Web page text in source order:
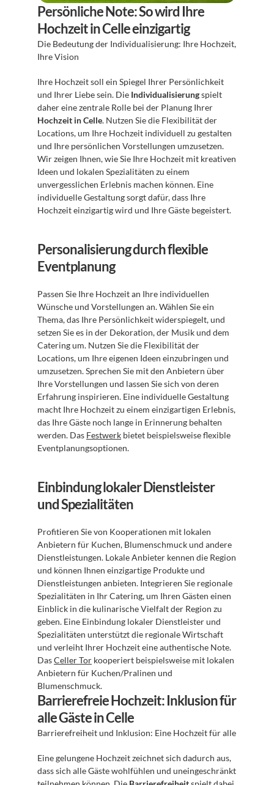
Persönliche Note: So wird Ihre
Hochzeit in Celle einzigartig
Die Bedeutung der Individualisierung: Ihre Hochzeit,
Ihre Vision
Ihre Hochzeit soll ein Spiegel Ihrer Persönlichkeit
und Ihrer Liebe sein. Die Individualisierung spielt
Hochzeit in Celle. Nutzen Sie die Flexibilität der
Locations, um Ihre Hochzeit individuell zu gestalten
und Ihre persönlichen Vorstellungen umzusetzen.
Wir zeigen Ihnen, wie Sie Ihre Hochzeit mit kreativen
Ideen und lokalen Spezialitäten zu einem
unvergesslichen Erlebnis machen können. Eine
individuelle Gestaltung sorgt dafür, dass Ihre
Hochzeit einzigartig wird und Ihre Gäste begeistert.
Personalisierung durch flexible
Eventplanung
Passen Sie Ihre Hochzeit an Ihre individuellen
Wünsche und Vorstellungen an. Wählen Sie ein
Thema, das Ihre Persönlichkeit widerspiegelt, und
setzen Sie es in der Dekoration, der Musik und dem
Catering um. Nutzen Sie die Flexibilität der
Locations, um Ihre eigenen Ideen einzubringen und
umzusetzen. Sprechen Sie mit den Anbietern über
Ihre Vorstellungen und lassen Sie sich von deren
Erfahrung inspirieren. Eine individuelle Gestaltung
macht Ihre Hochzeit zu einem einzigartigen Erlebnis,
das Ihre Gäste noch lange in Erinnerung behalten
werden. Das Festwerk bietet beispielsweise flexible
Eventplanungsoptionen.
Einbindung lokaler Dienstleister
und Spezialitäten
Profitieren Sie von Kooperationen mit lokalen
Anbietern für Kuchen, Blumenschmuck und andere
Dienstleistungen. Lokale Anbieter kennen die Region
und können Ihnen einzigartige Produkte und
Dienstleistungen anbieten. Integrieren Sie regionale
Spezialitäten in Ihr Catering, um Ihren Gästen einen
Einblick in die kulinarische Vielfalt der Region zu
geben. Eine Einbindung lokaler Dienstleister und
Spezialitäten unterstützt die regionale Wirtschaft
und verleiht Ihrer Hochzeit eine authentische Note.
Das Celler Tor kooperiert beispielsweise mit lokalen
Anbietern für Kuchen/Pralinen und
Blumenschmuck.
Barrierefreie Hochzeit: Inklusion für
alle Gäste in Celle
Barrierefreiheit und Inklusion: Eine Hochzeit für alle
Eine gelungene Hochzeit zeichnet sich dadurch aus,
dass sich alle Gäste wohlfühlen und uneingeschränkt